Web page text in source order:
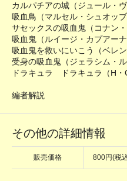
カルパチアの城（ジュール・
吸血鳥（マルセル・シュオッ
サセックスの吸血鬼（コナン
吸血鬼（ルイージ・カプアー
吸血鬼を救いにいこう（ベレ
受身の吸血鬼（ジェラシム・
ドラキュラ ドラキュラ（H
編者解説
その他の詳細情報
販売価格 800円(税